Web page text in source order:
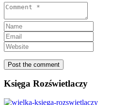
Księga Rozświetlaczy